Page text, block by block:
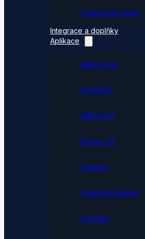
Vytěžování faktur
Integrace a doplňky
Aplikace
ABRA Flexi
POHODA
ABRA Gen
Money S3
Shoptet
Shoptet Premium
Upgates